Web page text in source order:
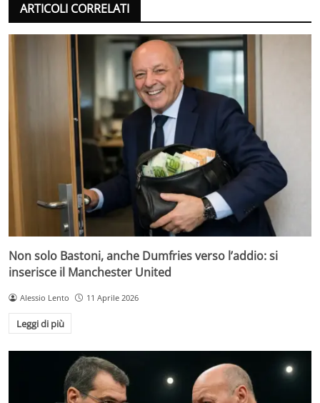
ARTICOLI CORRELATI
Non solo Bastoni, anche Dumfries verso l’addio: si
inserisce il Manchester United
Alessio Lento 11 Aprile 2026
Leggi di più